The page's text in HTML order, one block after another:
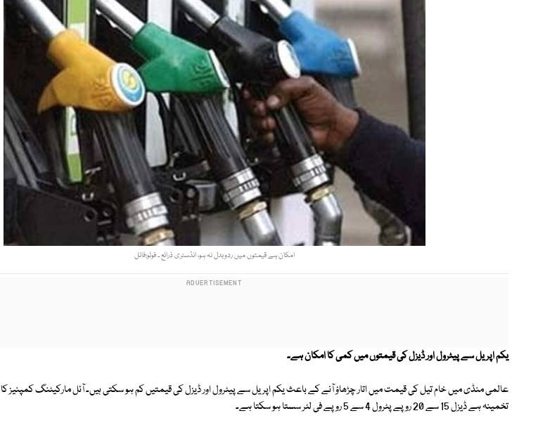
امکان ہے قیمتوں میں ردوبدل نہ ہو، انڈسٹری ذرائع ۔ فوٹو:فائل
یکم اپریل سے پیٹرول اور ڈیزل کی قیمتوں میں کمی کا امکان ہے۔
عالمی منڈی میں خام تیل کی قیمت میں اتار چڑھاؤ آنے کے باعث یکم اپریل سے پیٹرول اور ڈیزل کی قیمتیں کم ہو سکتی ہیں۔ آئل مارکیٹنگ کمپنیز کا
تخمینہ ہے ڈیزل 15 سے 20 روپے پٹرول 4 سے 5 روپے فی لٹر سستا ہو سکتا ہے۔